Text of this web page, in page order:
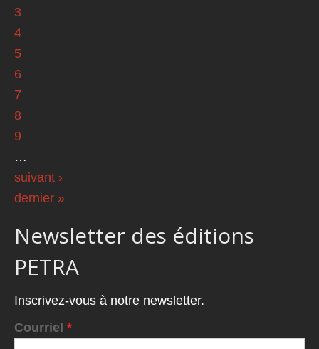
3
4
5
6
7
8
9
…
suivant ›
dernier »
Newsletter des éditions
PETRA
Inscrivez-vous à notre newsletter.
Courriel *